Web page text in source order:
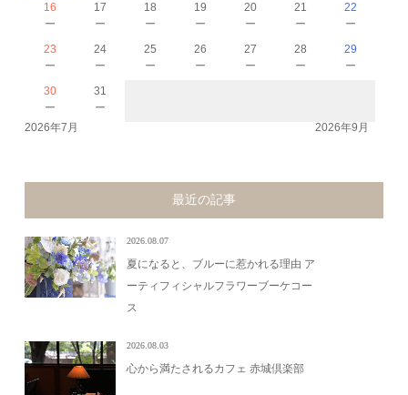
16
－
17
－
18
－
19
－
20
－
21
－
22
－
23
－
24
－
25
－
26
－
27
－
28
－
29
－
30
－
31
－
2026年7月 2026年9月
最近の記事
2026.08.07
夏になると、ブルーに惹かれる理由 ア
ーティフィシャルフラワーブーケコー
ス
2026.08.03
心から満たされるカフェ 赤城倶楽部